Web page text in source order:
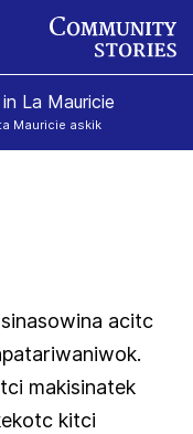
La Mauricie
Mauricie askik
acitc
makisinatek
kitci